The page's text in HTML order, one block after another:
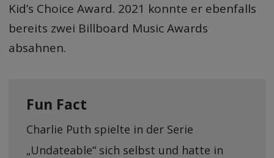
Kid’s Choice Award. 2021 konnte er ebenfalls
bereits zwei Billboard Music Awards
absahnen.
Fun Fact
Charlie Puth spielte in der Serie
„Undateable“ sich selbst und hatte in